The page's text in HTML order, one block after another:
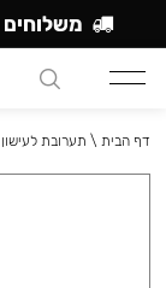
דף הבית \ תערובת לעישון
משלוחים